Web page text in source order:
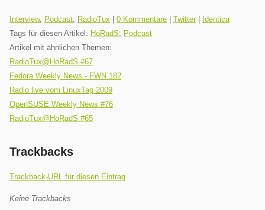
Kategorien:
Interview, Podcast, RadioTux 0 Kommentare Twitter|
Identica
Tags für diesen Artikel: HoRadS, Podcast
Artikel mit ähnlichen Themen:
RadioTux@HoRadS #67
Fedora Weekly News - FWN 182
Radio live vom LinuxTag 2009
OpenSUSE Weekly News #76
RadioTux@HoRadS #65
Trackbacks
Trackback-URL für diesen Eintrag
Keine Trackbacks